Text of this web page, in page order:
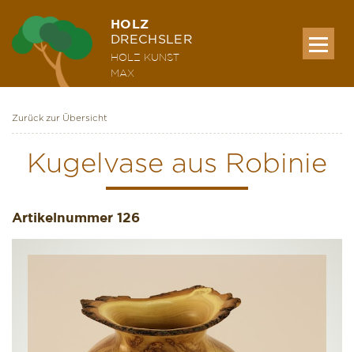
HOLZ
DRECHSLER
HOLZ KUNST
MAX
MEINE WERKE
AUSSTELLUNG & KURSE
ÜBER MICH
Zurück zur Übersicht
Kugelvase aus Robinie
Artikelnummer 126